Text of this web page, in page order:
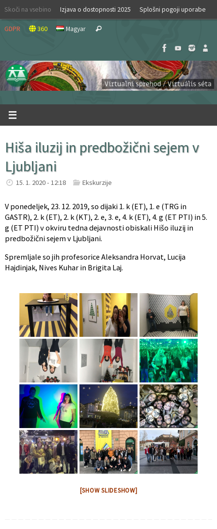
Skip
content
Skoči na vsebino Izjava o dostopnosti 2025 Splošni pogoji uporabe
GDPR 360 Magyar Search
Hiša iluzij in predbožični sejem v
Ljubljani
15. 1. 2020 - 12:18 Ekskurzije
V ponedeljek, 23. 12. 2019, so dijaki 1. k (ET), 1. e (TRG in
GASTR), 2. k (ET), 2. k (KT), 2. e, 3. e, 4. k (ET), 4. g (ET PTI) in 5.
g (ET PTI) v okviru tedna dejavnosti obiskali Hišo iluzij in
predbožični sejem v Ljubljani.
Spremljale so jih profesorice Aleksandra Horvat, Lucija
Hajdinjak, Nives Kuhar in Brigita Laj.
[SHOW SLIDESHOW]